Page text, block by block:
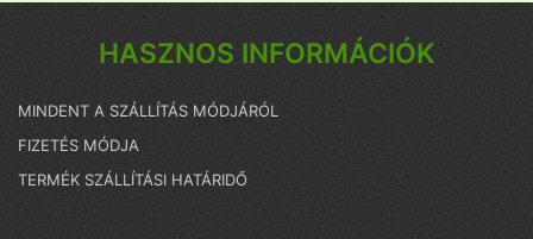
HASZNOS INFORMÁCIÓK
MINDENT A SZÁLLÍTÁS MÓDJÁRÓL
FIZETÉS MÓDJA
TERMÉK SZÁLLÍTÁSI HATÁRIDŐ